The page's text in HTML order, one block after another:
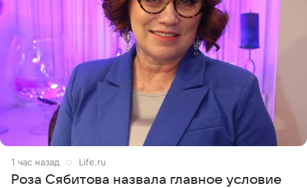
1 час назад Life.ru
Роза Сябитова назвала главное условие